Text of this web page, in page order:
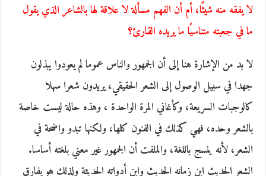
لا يفقه منه شيئًا، أم أن الفهم مسألة لا علاقة لها بالشاعر الذي يقول
ما في جعبته متناسيًا ما يريده القارئ؟
لا بد من الإشارة هنا إلى أن الجمهور والناس عموما لم يعودوا يبذلون
جهدا في سبيل الوصول إلى الشعر الحقيقي، يريدون شعرا سهلا
كالوجبات السريعة، وكأغاني المرة الواحدة ، وهذه حالة ليست خاصة
بالشعر وحده، فهي كذلك في الفنون كلها، ولكنها تبدو واضحة في
الشعر، لأنه ينسج باللغة، والملفت أن الجمهور غير معني بلغته أساسا.
الشعر الحديث ابن زمانه الحديث وابن أدواته الحديثة ولذلك هو يفارق